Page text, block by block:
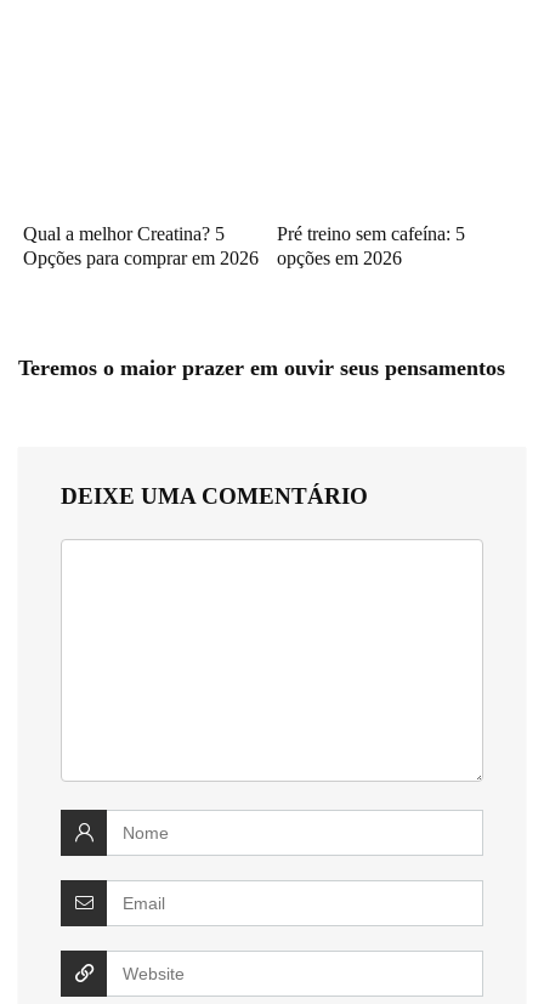
Qual a melhor Creatina? 5
Opções para comprar em 2026
Pré treino sem cafeína: 5
opções em 2026
Teremos o maior prazer em ouvir seus pensamentos
DEIXE UMA COMENTÁRIO